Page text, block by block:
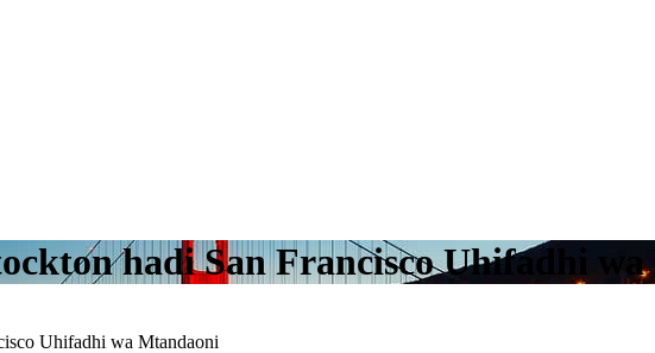
hadi San Francisco Uhifadhi
Uhifadhi wa Mtandaoni